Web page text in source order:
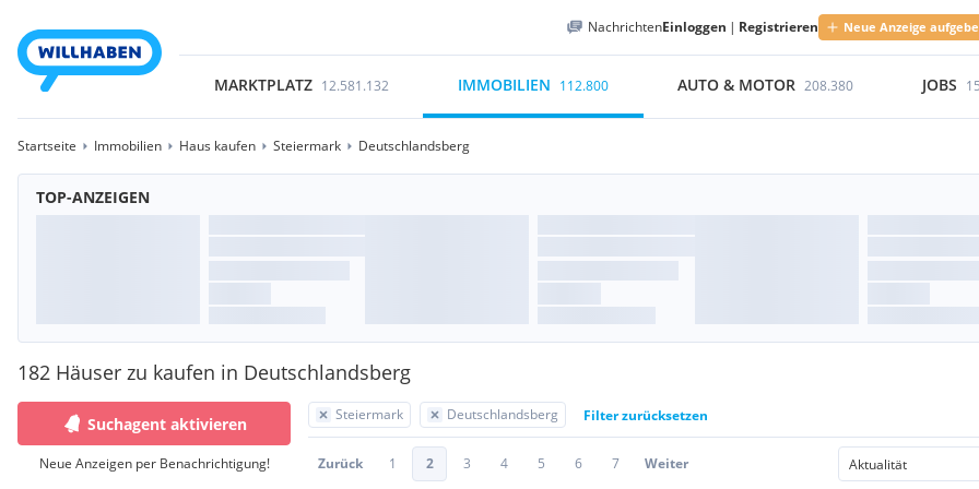
NachrichtenEinloggen | Registrieren Neue Anzeige
MARKTPLATZ 12.581.132 IMMOBILIEN 112.800 AUTO & MOTOR 208.380 JOBS
Startseite Immobilien Haus kaufen Steiermark Deutschlandsberg
TOP-ANZEIGEN
182 Häuser zu kaufen in Deutschlandsberg
Suchagent aktivieren
Neue Anzeigen per Benachrichtigung!
Steiermark Deutschlandsberg Filter zurücksetzen
Zurück 1 2 3 4 5 6 7 Weiter